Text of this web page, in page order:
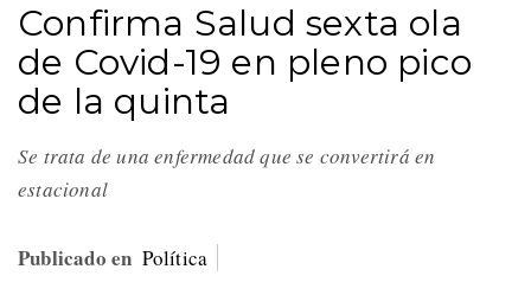
Confirma Salud sexta ola
de Covid-19 en pleno pico
de la quinta
Se trata de una enfermedad que se convertirá en
estacional
Publicado en Política